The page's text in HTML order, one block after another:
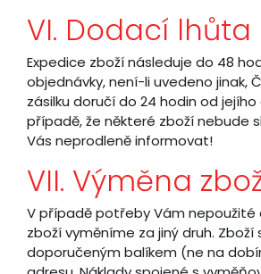
VI. Dodací lhůta
Expedice zboží následuje do 48
objednávky, není-li uvedeno jinak,
zásilku doručí do 24 hodin od
případě, že některé zboží nebude
Vás neprodleně informovat!
VII. Výměna
V případě potřeby Vám nepoužité
zboží vyměníme za jiný druh.
doporučeným balíkem (ne na